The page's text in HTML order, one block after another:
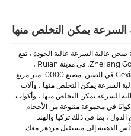
السرعة يمكن التخلص منها
عالية السرعة عالية الجودة ، تقع
شركة Zhejiang Golden Cup Machinery Co. ، Ltd. في مدينة Ruian ،
مقاطعة تشجيانغ ، منطقة Gexiang Industrial في الصين. مصنع 10000 متر مربع
السرعة يمكن التخلص منها ، وآلات
السرعة يمكن التخلص منها ، وأكواب
في مجموعة متنوعة من الأحجام
، بما في ذلك تركيا والهند
الذهبية إلى مستقبل مزدهر معك.